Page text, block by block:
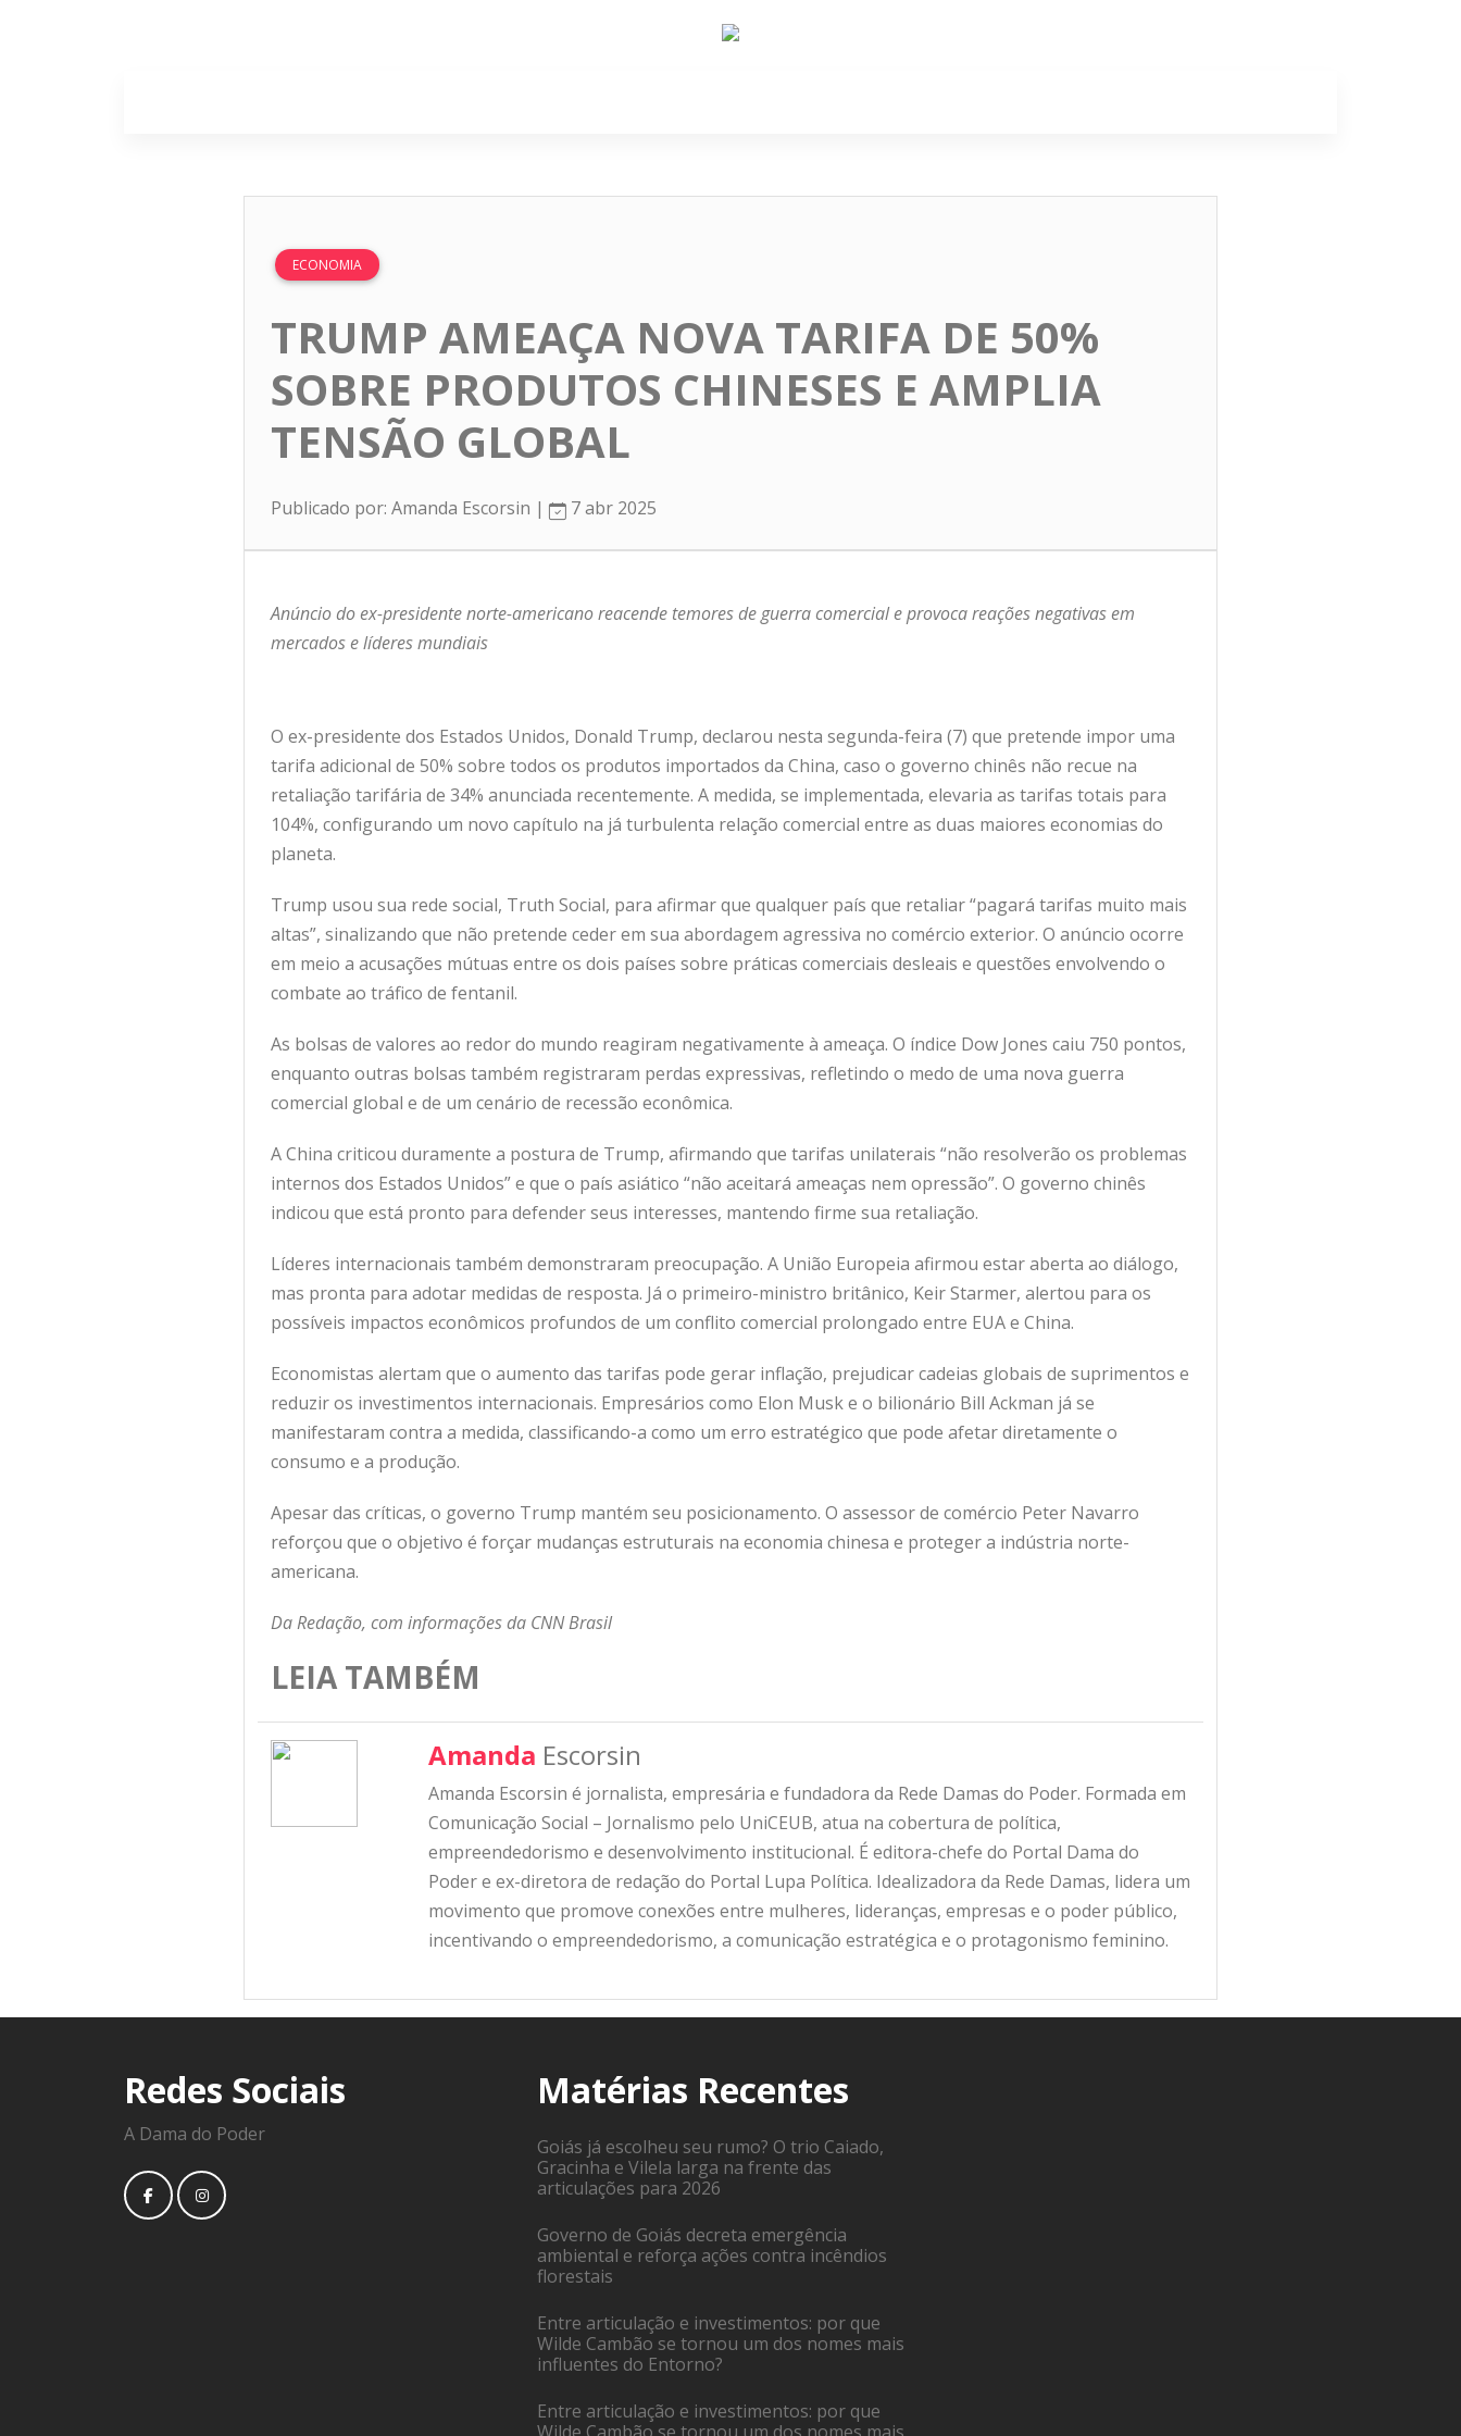
ECONOMIA
TRUMP AMEAÇA NOVA TARIFA DE 50%
SOBRE PRODUTOS CHINESES E AMPLIA
TENSÃO GLOBAL
Publicado por: Amanda Escorsin | 7 abr 2025
Anúncio do ex-presidente norte-americano reacende temores de guerra comercial e provoca reações negativas em
mercados e líderes mundiais
O ex-presidente dos Estados Unidos, Donald Trump, declarou nesta segunda-feira (7) que pretende impor uma
tarifa adicional de 50% sobre todos os produtos importados da China, caso o governo chinês não recue na
retaliação tarifária de 34% anunciada recentemente. A medida, se implementada, elevaria as tarifas totais para
104%, configurando um novo capítulo na já turbulenta relação comercial entre as duas maiores economias do
planeta.
Trump usou sua rede social, Truth Social, para afirmar que qualquer país que retaliar “pagará tarifas muito mais
altas”, sinalizando que não pretende ceder em sua abordagem agressiva no comércio exterior. O anúncio ocorre
em meio a acusações mútuas entre os dois países sobre práticas comerciais desleais e questões envolvendo o
combate ao tráfico de fentanil.
As bolsas de valores ao redor do mundo reagiram negativamente à ameaça. O índice Dow Jones caiu 750 pontos,
enquanto outras bolsas também registraram perdas expressivas, refletindo o medo de uma nova guerra
comercial global e de um cenário de recessão econômica.
A China criticou duramente a postura de Trump, afirmando que tarifas unilaterais “não resolverão os problemas
internos dos Estados Unidos” e que o país asiático “não aceitará ameaças nem opressão”. O governo chinês
indicou que está pronto para defender seus interesses, mantendo firme sua retaliação.
Líderes internacionais também demonstraram preocupação. A União Europeia afirmou estar aberta ao diálogo,
mas pronta para adotar medidas de resposta. Já o primeiro-ministro britânico, Keir Starmer, alertou para os
possíveis impactos econômicos profundos de um conflito comercial prolongado entre EUA e China.
Economistas alertam que o aumento das tarifas pode gerar inflação, prejudicar cadeias globais de suprimentos e
reduzir os investimentos internacionais. Empresários como Elon Musk e o bilionário Bill Ackman já se
manifestaram contra a medida, classificando-a como um erro estratégico que pode afetar diretamente o
consumo e a produção.
Apesar das críticas, o governo Trump mantém seu posicionamento. O assessor de comércio Peter Navarro
reforçou que o objetivo é forçar mudanças estruturais na economia chinesa e proteger a indústria norte-
americana.
Da Redação, com informações da CNN Brasil
LEIA TAMBÉM
Amanda Escorsin
Amanda Escorsin é jornalista, empresária e fundadora da Rede Damas do Poder. Formada em
Comunicação Social – Jornalismo pelo UniCEUB, atua na cobertura de política,
empreendedorismo e desenvolvimento institucional. É editora-chefe do Portal Dama do
Poder e ex-diretora de redação do Portal Lupa Política. Idealizadora da Rede Damas, lidera um
movimento que promove conexões entre mulheres, lideranças, empresas e o poder público,
incentivando o empreendedorismo, a comunicação estratégica e o protagonismo feminino.
Redes Sociais
A Dama do Poder
Matérias Recentes
Goiás já escolheu seu rumo? O trio Caiado,
Gracinha e Vilela larga na frente das
articulações para 2026
Governo de Goiás decreta emergência
ambiental e reforça ações contra incêndios
florestais
Entre articulação e investimentos: por que
Wilde Cambão se tornou um dos nomes mais
influentes do Entorno?
Entre articulação e investimentos: por que